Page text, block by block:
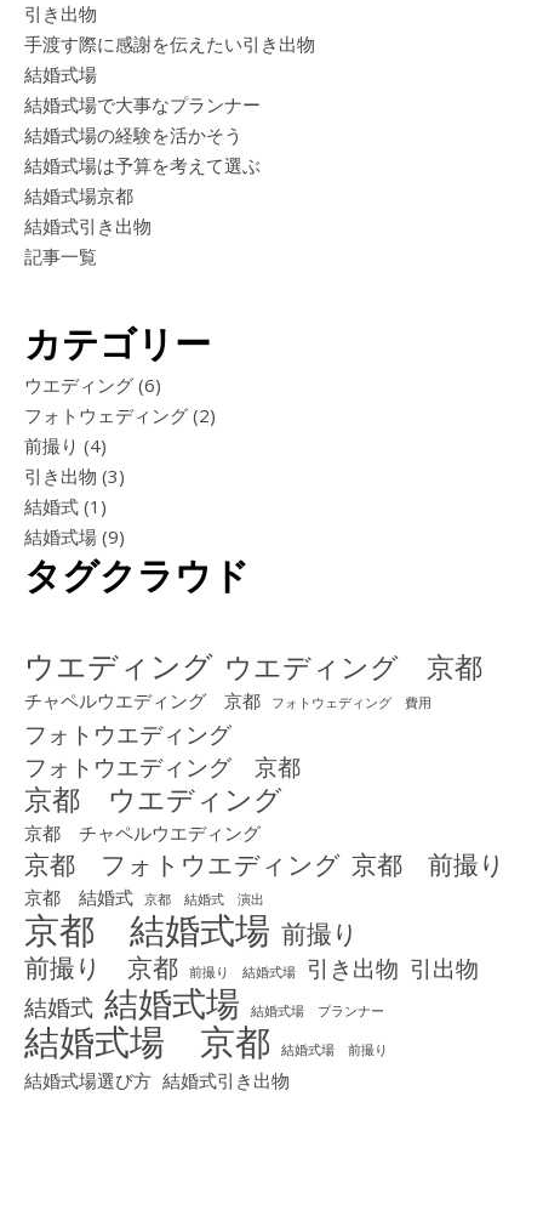
引き出物
手渡す際に感謝を伝えたい引き出物
結婚式場
結婚式場で大事なプランナー
結婚式場の経験を活かそう
結婚式場は予算を考えて選ぶ
結婚式場京都
結婚式引き出物
記事一覧
カテゴリー
ウエディング (6)
フォトウェディング (2)
前撮り (4)
引き出物 (3)
結婚式 (1)
結婚式場 (9)
タグクラウド
ウエディング ウエディング 京都
チャペルウエディング 京都 フォトウェディング 費用
フォトウエディング
フォトウエディング 京都
京都 ウエディング
京都 チャペルウエディング
京都 フォトウエディング 京都 前撮り
京都 結婚式 京都 結婚式 演出
京都 結婚式場 前撮り
前撮り 京都
前撮り 結婚式場 引き出物 引出物
結婚式 結婚式場 結婚式場 プランナー
結婚式場 京都 結婚式場 前撮り
結婚式場選び方 結婚式引き出物